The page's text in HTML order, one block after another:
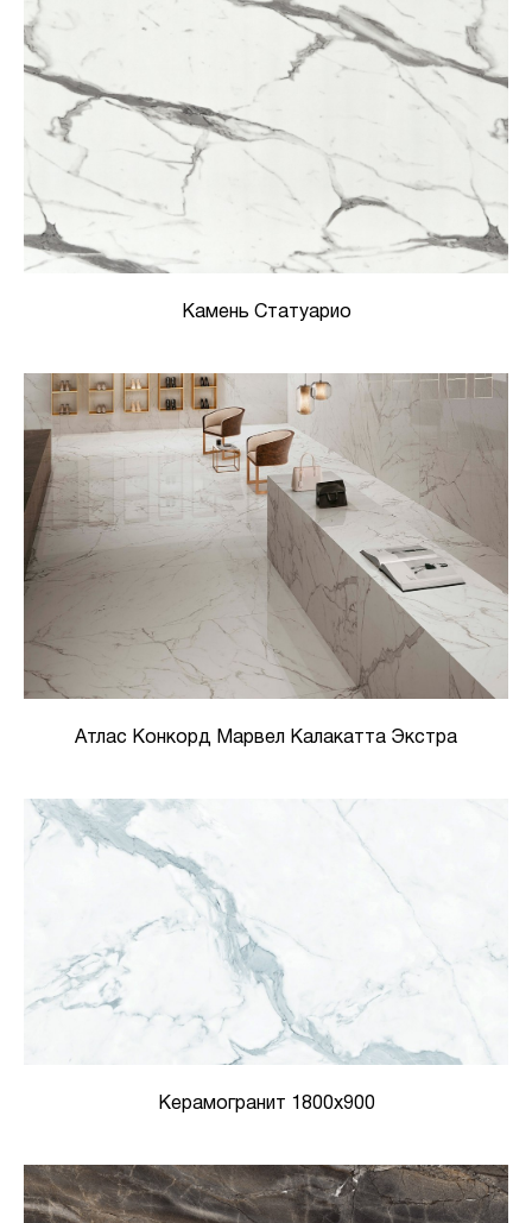
Камень Статуарио
Атлас Конкорд Марвел Калакатта Экстра
Керамогранит 1800х900